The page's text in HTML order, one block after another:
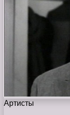
Артисты